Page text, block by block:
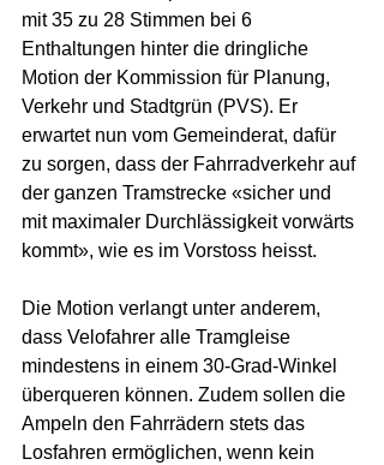
mit 35 zu 28 Stimmen bei 6
Enthaltungen hinter die dringliche
Motion der Kommission für Planung,
Verkehr und Stadtgrün (PVS). Er
erwartet nun vom Gemeinderat, dafür
zu sorgen, dass der Fahrradverkehr auf
der ganzen Tramstrecke «sicher und
mit maximaler Durchlässigkeit vorwärts
kommt», wie es im Vorstoss heisst.
Die Motion verlangt unter anderem,
dass Velofahrer alle Tramgleise
mindestens in einem 30-Grad-Winkel
überqueren können. Zudem sollen die
Ampeln den Fahrrädern stets das
Losfahren ermöglichen, wenn kein